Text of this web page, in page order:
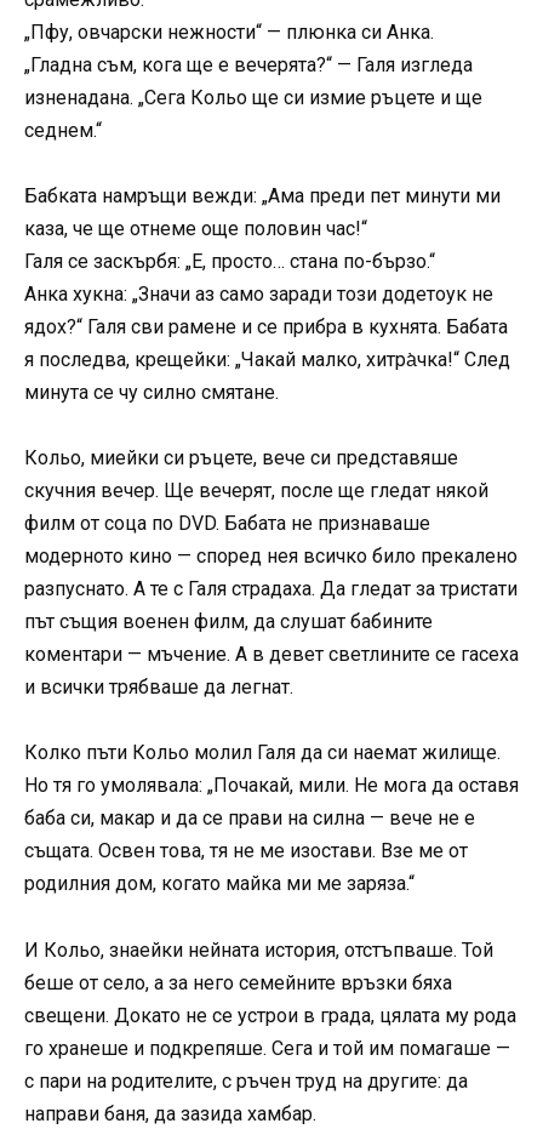
„Пфу, овчарски нежности“ — плюнка си Анка.
„Гладна съм, кога ще е вечерята?“ — Галя изгледа
изненадана. „Сега Кольо ще си измие ръцете и ще
седнем.“
Бабката намръщи вежди: „Ама преди пет минути ми
каза, че ще отнеме още половин час!“
Галя се заскърбя: „Е, просто… стана по-бързо.“
Анка хукна: „Значи аз само заради този додетоук не
ядох?“ Галя сви рамене и се прибра в кухнята. Бабата
я последва, крещейки: „Чакай малко, хитра̀чка!“ След
минута се чу силно смятане.
Кольо, миейки си ръцете, вече си представяше
скучния вечер. Ще вечерят, после ще гледат някой
филм от соца по DVD. Бабата не признаваше
модерното кино — според нея всичко било прекалено
разпуснато. А те с Галя страдаха. Да гледат за тристати
път същия военен филм, да слушат бабините
коментари — мъчение. А в девет светлините се гасеха
и всички трябваше да легнат.
Колко пъти Кольо молил Галя да си наемат жилище.
Но тя го умолявала: „Почакай, мили. Не мога да оставя
баба си, макар и да се прави на силна — вече не е
същата. Освен това, тя не ме изостави. Взе ме от
родилния дом, когато майка ми ме заряза.“
И Кольо, знаейки нейната история, отстъпваше. Той
беше от село, а за него семейните връзки бяха
свещени. Докато не се устрои в града, цялата му рода
го хранеше и подкрепяше. Сега и той им помагаше —
с пари на родителите, с ръчен труд на другите: да
направи баня, да зазида хамбар.